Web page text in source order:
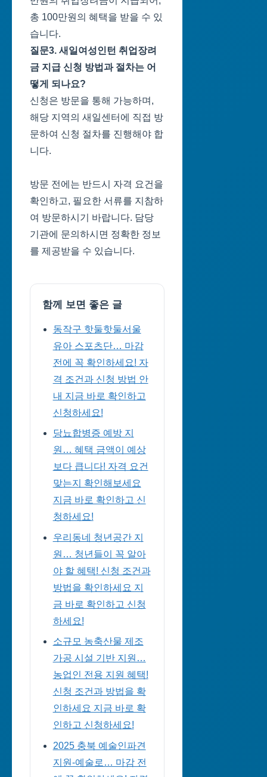
총 100만원의 혜택을 받을 수 있
습니다.
질문3. 새일여성인턴 취업장려
금 지급 신청 방법과 절차는 어
떻게 되나요?
신청은 방문을 통해 가능하며,
해당 지역의 새일센터에 직접 방
문하여 신청 절차를 진행해야 합
니다.
방문 전에는 반드시 자격 요건을
확인하고, 필요한 서류를 지참하
여 방문하시기 바랍니다. 담당
기관에 문의하시면 정확한 정보
를 제공받을 수 있습니다.
함께 보면 좋은 글
동작구 핫둘핫둘서울
유아 스포츠단… 마감
전에 꼭 확인하세요! 자
격 조건과 신청 방법 안
내 지금 바로 확인하고
신청하세요!
당뇨합병증 예방 지
원… 혜택 금액이 예상
보다 큽니다! 자격 요건
맞는지 확인해보세요
지금 바로 확인하고 신
청하세요!
우리동네 청년공간 지
원… 청년들이 꼭 알아
야 할 혜택! 신청 조건과
방법을 확인하세요 지
금 바로 확인하고 신청
하세요!
소규모 농축산물 제조
가공 시설 기반 지원…
농업인 전용 지원 혜택!
신청 조건과 방법을 확
인하세요 지금 바로 확
인하고 신청하세요!
2025 충북 예술인파견
지원-예술로… 마감 전